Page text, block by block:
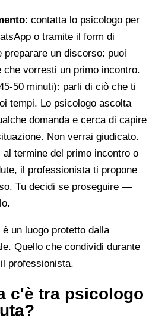
: contatta lo psicologo per
o tramite il form di
preparare un discorso: puoi
che vorresti un primo incontro.
50 minuti): parli di ciò che ti
tempi. Lo psicologo ascolta
domanda e cerca di capire
Non verrai giudicato.
al termine del primo incontro o
il professionista ti propone
Tu decidi se proseguire —
un luogo protetto dalla
Quello che condividi durante
professionista.
c'è tra psicologo